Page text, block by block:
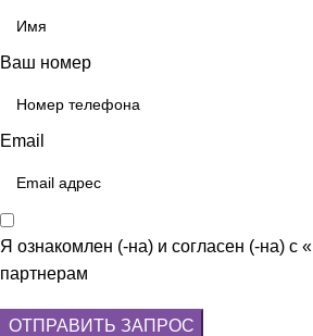
Ваш номер
Email
Я ознакомлен (-на) и согласен (-на) с «
партнерам
ОТПРАВИТЬ ЗАПРОС